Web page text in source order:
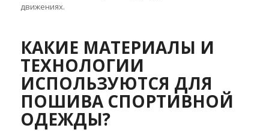
движениях.
КАКИЕ МАТЕРИАЛЫ И
ТЕХНОЛОГИИ
ИСПОЛЬЗУЮТСЯ ДЛЯ
ПОШИВА СПОРТИВНОЙ
ОДЕЖДЫ?